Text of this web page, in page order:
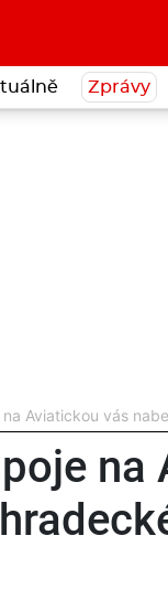
Zprávy
Aviatickou vás
na